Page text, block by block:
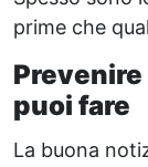
prime che
puoi fare
La buona